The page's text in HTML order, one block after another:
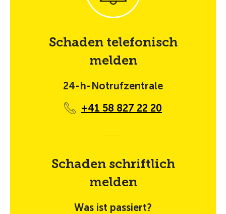
Schaden telefonisch
melden
24-h-Notrufzentrale
+41 58 827 22 20
Schaden schriftlich
melden
Was ist passiert?